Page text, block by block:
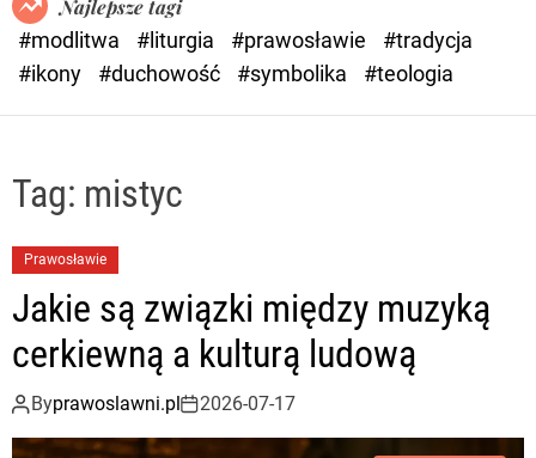
e
Najlepsze tagi
#modlitwa
#liturgia #prawosławie
#tradycja
#ikony
#duchowość #symbolika #teologia
Tag: mistyc
Prawosławie
Jakie są związki między muzyką
cerkiewną a kulturą ludową
Byprawoslawni.pl 2026-07-17